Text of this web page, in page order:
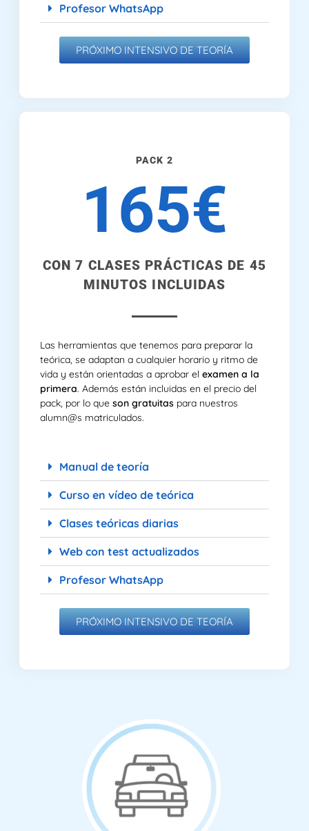
Profesor WhatsApp
PRÓXIMO INTENSIVO DE TEORÍA
PACK 2
165€
CON 7 CLASES PRÁCTICAS DE 45
MINUTOS INCLUIDAS
Las herramientas que tenemos para preparar la
teórica, se adaptan a cualquier horario y ritmo de
vida y están orientadas a aprobar el examen a la
primera. Además están incluidas en el precio del
pack, por lo que son gratuitas para nuestros
alumn@s matriculados.
Manual de teoría
Curso en vídeo de teórica
Clases teóricas diarias
Web con test actualizados
Profesor WhatsApp
PRÓXIMO INTENSIVO DE TEORÍA